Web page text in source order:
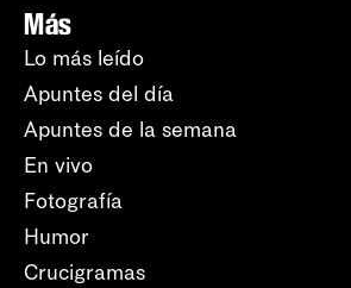
Más
Lo más leído
Apuntes del día
Apuntes de la semana
En vivo
Fotografía
Humor
Crucigramas